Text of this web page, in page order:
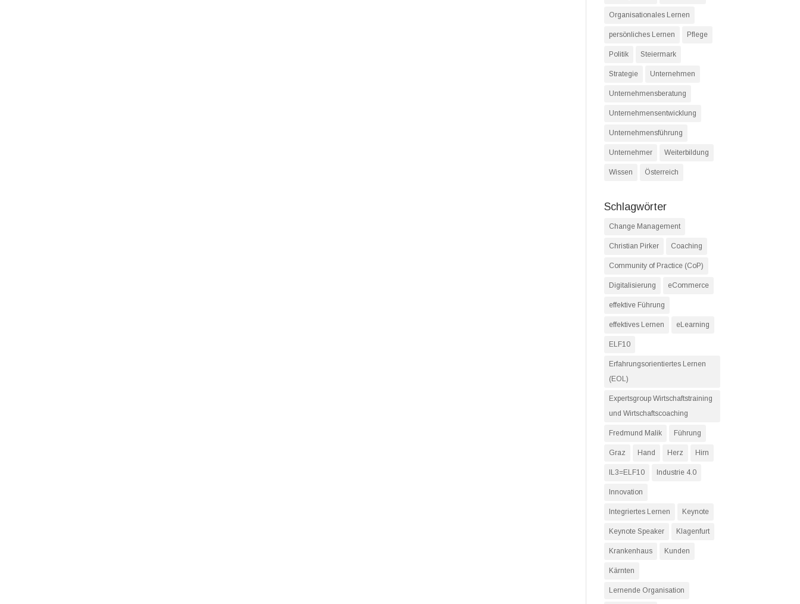
Organisationales Lernen
persönliches Lernen Pflege
Politik Steiermark
Strategie Unternehmen
Unternehmensberatung
Unternehmensentwicklung
Unternehmensführung
Unternehmer Weiterbildung
Wissen Österreich
Schlagwörter
Change Management
Christian Pirker Coaching
Community of Practice (CoP)
Digitalisierung eCommerce
effektive Führung
effektives Lernen eLearning
ELF10
Erfahrungsorientiertes Lernen
(EOL)
Expertsgroup Wirtschaftstraining
und Wirtschaftscoaching
Fredmund Malik Führung
Graz Hand Herz Hirn
IL3=ELF10 Industrie 4.0
Innovation
Integriertes Lernen Keynote
Keynote Speaker Klagenfurt
Krankenhaus Kunden
Kärnten
Lernende Organisation